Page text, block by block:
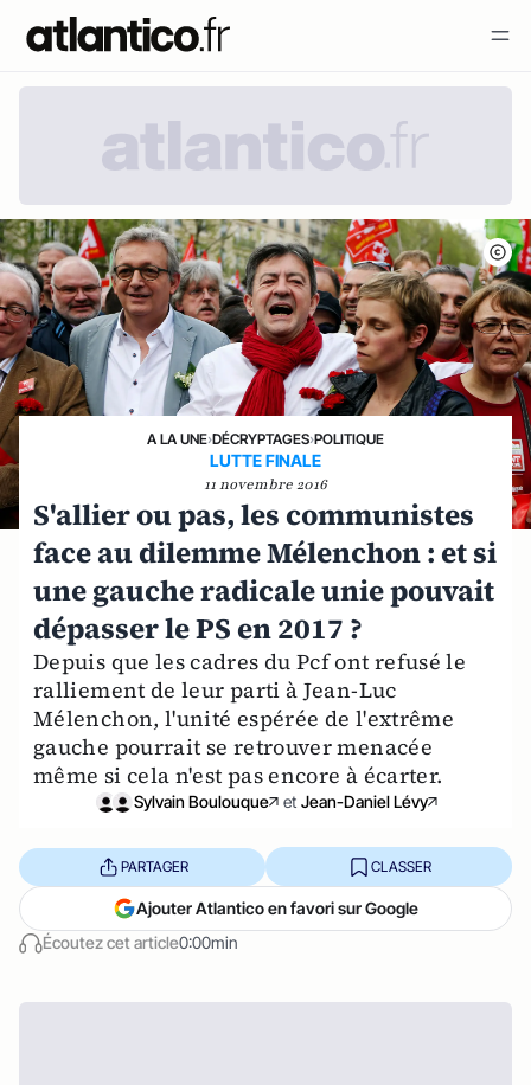
A LA UNE›DÉCRYPTAGES›POLITIQUE
LUTTE FINALE
11 novembre 2016
S'allier ou pas, les communistes
face au dilemme Mélenchon : et si
une gauche radicale unie pouvait
dépasser le PS en 2017 ?
Depuis que les cadres du Pcf ont refusé le
ralliement de leur parti à Jean-Luc
Mélenchon, l'unité espérée de l'extrême
gauche pourrait se retrouver menacée
même si cela n'est pas encore à écarter.
Sylvain Boulouque et Jean-Daniel Lévy
Écoutez cet article0:00min
PARTAGER CLASSER
Ajouter Atlantico en favori sur Google